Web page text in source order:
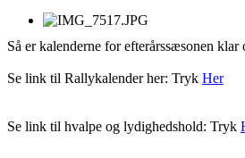
Så er kalenderne for efterårssæsonen klar
Se link til Rallykalender her: Tryk Her
Se link til hvalpe og lydighedshold: Tryk